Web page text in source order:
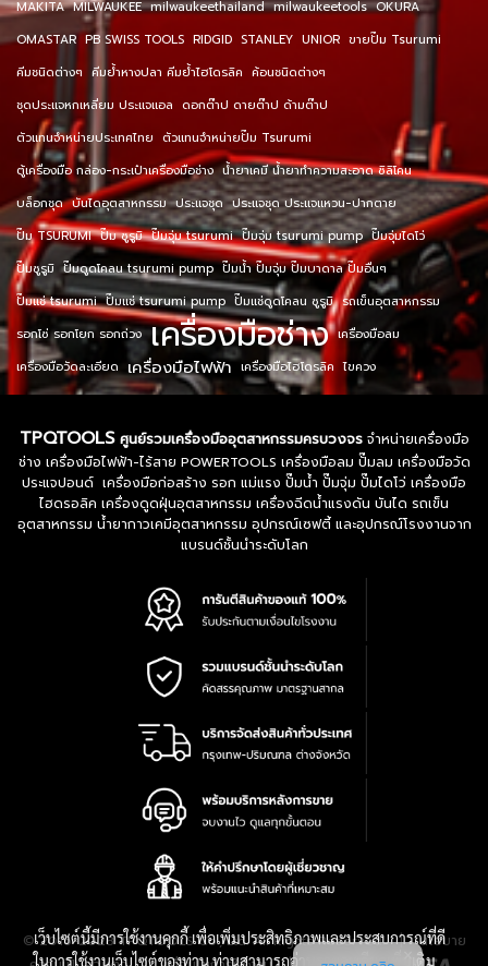
MAKITA MILWAUKEE milwaukeethailand milwaukeetools OKURA
OMASTAR PB SWISS TOOLS RIDGID STANLEY UNIOR ขายปั๊ม Tsurumi
คีมชนิดต่างๆ คีมย้ำหางปลา คีมย้ำไฮโดรลิค ค้อนชนิดต่างๆ
ชุดประแจหกเหลี่ยม ประแจแอล ดอกต๊าป ดายต๊าป ด้ามต๊าป
ตัวแทนจำหน่ายประเทศไทย ตัวแทนจำหน่ายปั๊ม Tsurumi
ตู้เครื่องมือ กล่อง-กระเป๋าเครื่องมือช่าง น้ำยาเคมี น้ำยาทำความสะอาด ซิลิโคน
บล็อกชุด บันไดอุตสาหกรรม ประแจชุด ประแจชุด ประแจแหวน-ปากตาย
ปั๊ม TSURUMI ปั๊ม ซูรูมิ ปั๊มจุ่ม tsurumi ปั๊มจุ่ม tsurumi pump ปั๊มจุ่มไดโว่
ปั๊มซูรูมิ ปั๊มดูดโคลน tsurumi pump ปั๊มน้ำ ปั๊มจุ่ม ปั๊มบาดาล ปั๊มอื่นๆ
ปั๊มแช่ tsurumi ปั๊มแช่ tsurumi pump ปั๊มแช่ดูดโคลน ซูรูมิ รถเข็นอุตสาหกรรม
รอกโซ่ รอกโยก รอกถ่วง เครื่องมือช่าง เครื่องมือลม
เครื่องมือวัดละเอียด เครื่องมือไฟฟ้า เครื่องมือไฮโดรลิค ไขควง
TPQTOOLS ศูนย์รวมเครื่องมืออุตสาหกรรมครบวงจรจำหน่ายเครื่องมือ
ช่าง เครื่องมือไฟฟ้า-ไร้สาย POWERTOOLS เครื่องมือลม ปั๊มลม เครื่องมือวัด
ประแจปอนด์ เครื่องมือก่อสร้าง รอก แม่แรง ปั๊มน้ำ ปั๊มจุ่ม ปั๊มไดโว่ เครื่องมือ
ไฮดรอลิค เครื่องดูดฝุ่นอุตสาหกรรม เครื่องฉีดน้ำแรงดัน บันได รถเข็น
อุตสาหกรรม น้ำยากาวเคมีอุตสาหกรรม อุปกรณ์เซฟตี้ และอุปกรณ์โรงงานจาก
แบรนด์ชั้นนำระดับโลก
© 2016-2028 TPQTOOLS Co., Ltd. All Rights Reserved.|นโยบาย
เว็บไซต์นี้มีการใช้งานคุกกี้ เพื่อเพิ่มประสิทธิภาพและประสบการณ์ที่ดี
ในการใช้งานเว็บไซต์ของท่าน ท่านสามารถอ่านรายละเอียดเพิ่มเติม